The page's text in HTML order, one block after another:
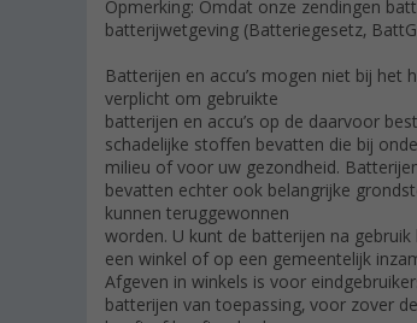
Opmerking: Omdat onze zendingen
batterijwetgeving (Batteriegesetz,
Batterijen en accu’s mogen niet bij
verplicht om gebruikte
batterijen en accu’s op de daarvoor
schadelijke stoffen bevatten die bij
milieu of voor uw gezondheid.
bevatten echter ook belangrijke
kunnen teruggewonnen
worden. U kunt de batterijen na
een winkel of op een gemeentelijk
Afgeven in winkels is voor
batterijen van toepassing, voor zover